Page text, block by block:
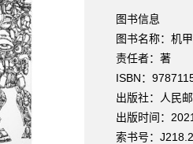
图书信息
图书名称：机
责任者：著
ISBN：
出版社：人民
出版时间：
索书号：